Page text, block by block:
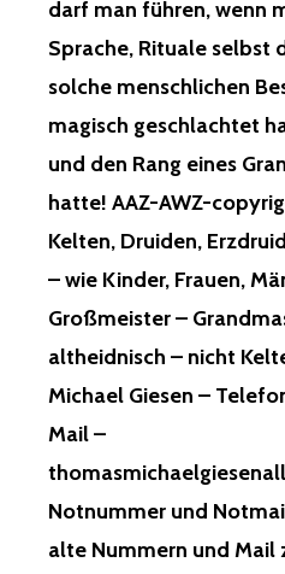
LIEB N
IN R
EGIME Ü
ND E
INE G
EKTE! U
ND W
IESE W
AREN, W
IR U
NBEKANNT! R
LLES M
ÖGLICHE S
EIN! ⭐
darf man führen, wenn
Sprache, Rituale selbst
solche menschlichen
magisch geschlachtet
und den Rang eines
hatte! AAZ-AWZ-
Kelten, Druiden,
– wie Kinder, Frauen,
Großmeister –
altheidnisch – nicht
Michael Giesen –
Mail –
Notnummer und
alte Nummern und Mail